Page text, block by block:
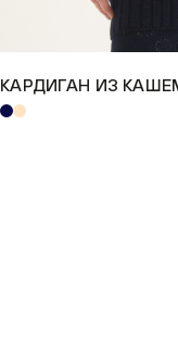
КАРДИГАН ИЗ